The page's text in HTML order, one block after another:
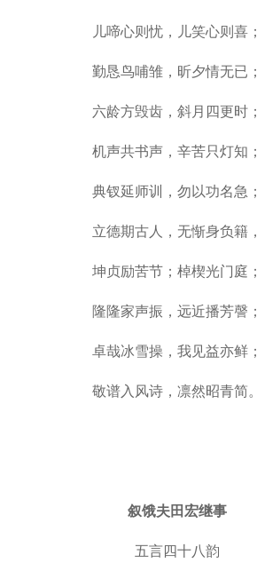
儿啼心则忧，儿笑心则喜；
勤恳鸟哺雏，昕夕情无已；
六龄方毁齿，斜月四更时；
机声共书声，辛苦只灯知；
典钗延师训，勿以功名急；
立德期古人，无惭身负籍，
坤贞励苦节；棹楔光门庭；
隆隆家声振，远近播芳謦；
卓哉冰雪操，我见益亦鲜；
敬谱入风诗，凛然昭青简。
叙饿夫田宏继事
五言四十八韵